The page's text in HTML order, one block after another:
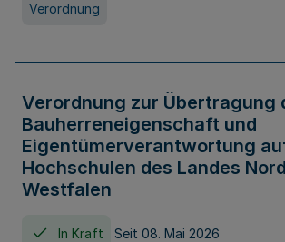
Verordnung
Verordnung zur Übertragung
Bauherreneigenschaft und
Eigentümerverantwortung
Hochschulen des Landes
Westfalen
In Kraft Seit 08. Mai 2026